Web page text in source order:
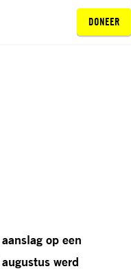
DONEER
op een
werd